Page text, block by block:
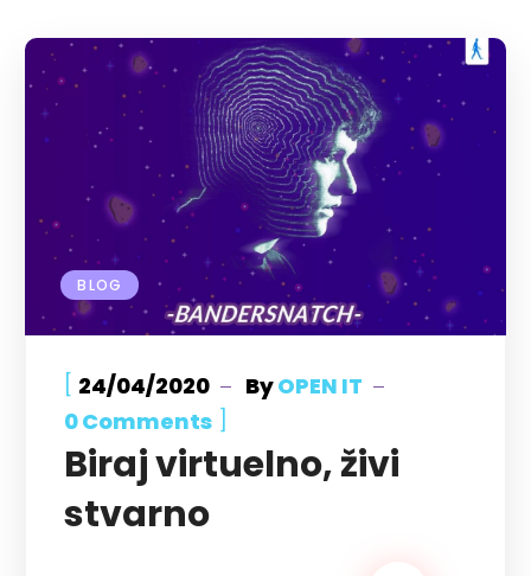
BLOG
[ 24/04/2020 ByOPEN IT
0 Comments ]
Biraj virtuelno, živi
stvarno